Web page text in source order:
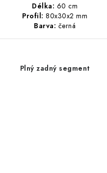
Délka: 60 cm
Profil: 80x30x2 mm
Barva: černá
Plný zadný segment